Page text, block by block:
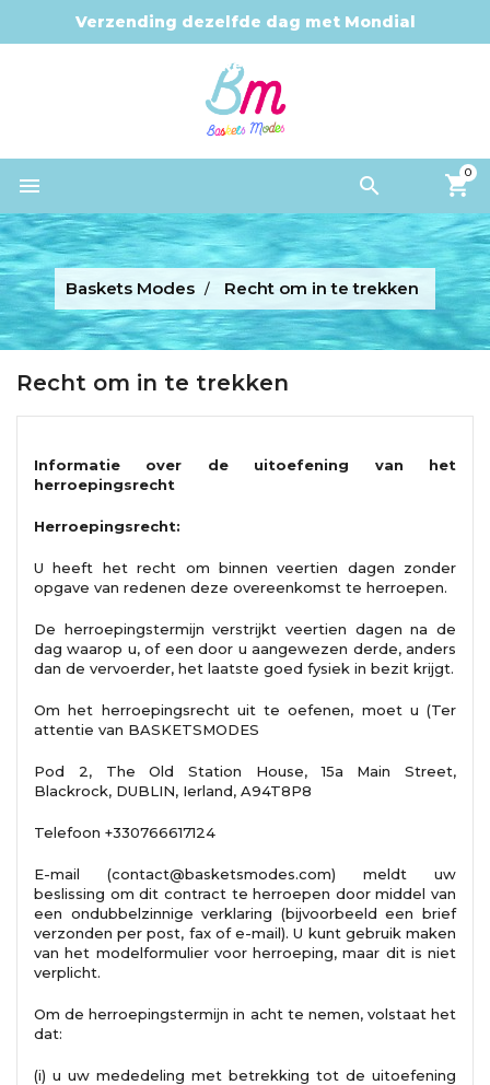
Verzending dezelfde dag met Mondial
Relay


0
Baskets Modes Recht om in te trekken
Recht om in te trekken
Informatie over de uitoefening van het
herroepingsrecht
Herroepingsrecht:
U heeft het recht om binnen veertien dagen zonder
opgave van redenen deze overeenkomst te herroepen.
De herroepingstermijn verstrijkt veertien dagen na de
dag waarop u, of een door u aangewezen derde, anders
dan de vervoerder, het laatste goed fysiek in bezit krijgt.
Om het herroepingsrecht uit te oefenen, moet u (Ter
attentie van BASKETSMODES
Pod 2, The Old Station House, 15a Main Street,
Blackrock, DUBLIN, Ierland, A94T8P8
Telefoon +330766617124
E-mail (contact@basketsmodes.com) meldt uw
beslissing om dit contract te herroepen door middel van
een ondubbelzinnige verklaring (bijvoorbeeld een brief
verzonden per post, fax of e-mail). U kunt gebruik maken
van het modelformulier voor herroeping, maar dit is niet
verplicht.
Om de herroepingstermijn in acht te nemen, volstaat het
dat:
(i) u uw mededeling met betrekking tot de uitoefening